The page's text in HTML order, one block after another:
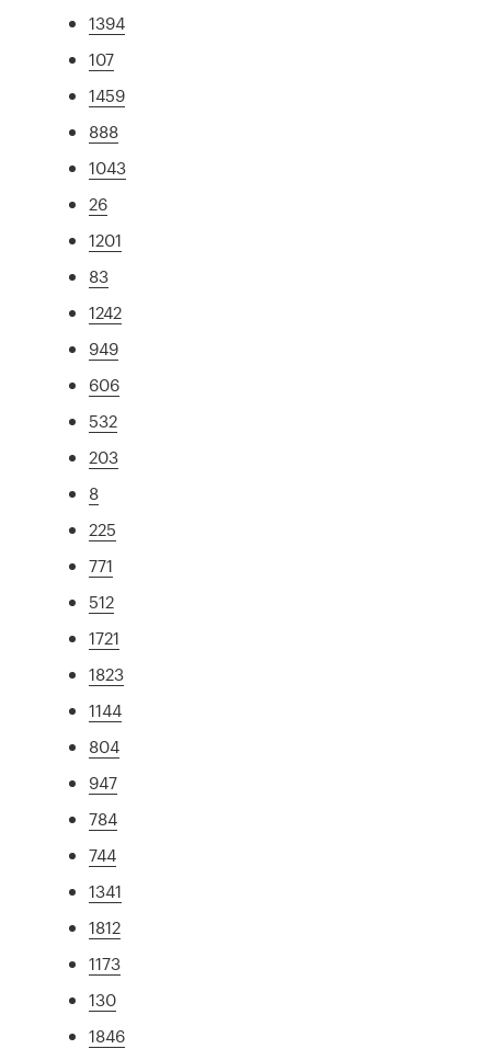
1394
107
1459
888
1043
26
1201
83
1242
949
606
532
203
8
225
771
512
1721
1823
1144
804
947
784
744
1341
1812
1173
130
1846